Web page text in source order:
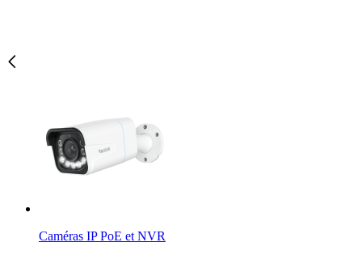
Caméras IP PoE et NVR